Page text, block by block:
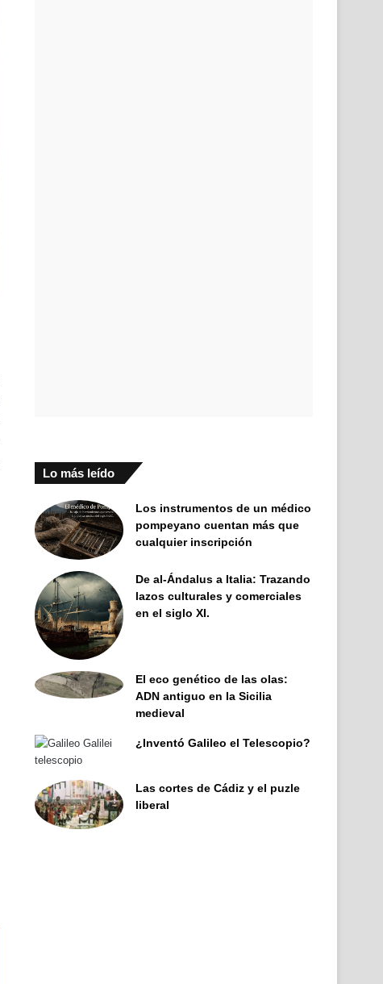
Lo más leído
Los instrumentos de un médico
pompeyano cuentan más que
cualquier inscripción
De al-Ándalus a Italia: Trazando
lazos culturales y comerciales
en el siglo XI.
El eco genético de las olas:
ADN antiguo en la Sicilia
medieval
¿Inventó Galileo el Telescopio?
Las cortes de Cádiz y el puzle
liberal